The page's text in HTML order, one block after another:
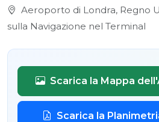
Aeroporto di Londra, Regno
sulla Navigazione nel Terminal
Scarica la Mappa
Scarica la